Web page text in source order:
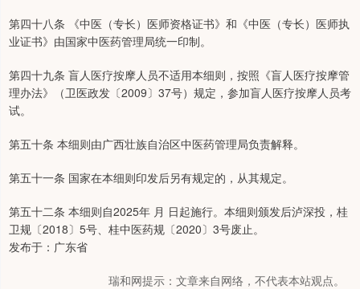
第四十八条 《中医（专长）医师资格证书》和《中医（专长）医师执
业证书》由国家中医药管理局统一印制。
第四十九条 盲人医疗按摩人员不适用本细则，按照《盲人医疗按摩管
理办法》（卫医政发〔2009〕37号）规定，参加盲人医疗按摩人员考
试。
第五十条 本细则由广西壮族自治区中医药管理局负责解释。
第五十一条 国家在本细则印发后另有规定的，从其规定。
第五十二条 本细则自2025年 月 日起施行。本细则颁发后泸深投，桂
卫规〔2018〕5号、桂中医药规〔2020〕3号废止。
发布于：广东省
瑞和网提示：文章来自网络，不代表本站观点。